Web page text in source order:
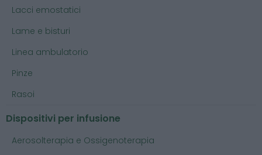
Lacci emostatici
Lame e bisturi
Linea ambulatorio
Pinze
Rasoi
Dispositivi per infusione
Aerosolterapia e Ossigenoterapia